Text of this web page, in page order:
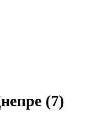
(7)